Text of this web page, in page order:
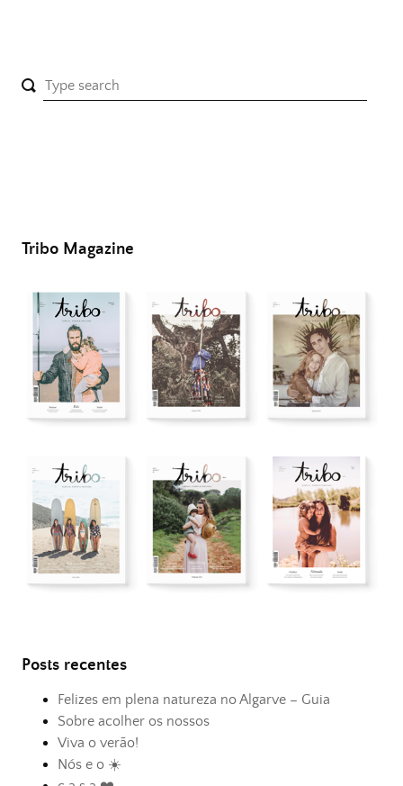
Tribo Magazine
Posts recentes
Felizes em plena natureza no Algarve – Guia
Sobre acolher os nossos
Viva o verão!
Nós e o ☀️